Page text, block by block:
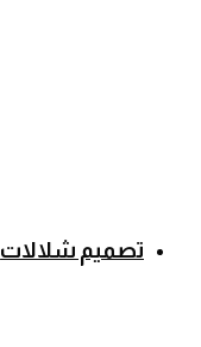
تصميم شلالات